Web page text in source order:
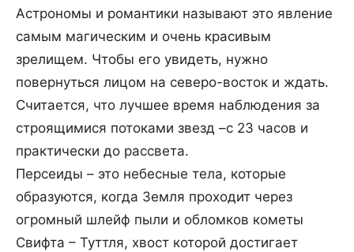
Астрономы и романтики называют это явление
самым магическим и очень красивым
зрелищем. Чтобы его увидеть, нужно
повернуться лицом на северо-восток и ждать.
Считается, что лучшее время наблюдения за
строящимися потоками звезд –с 23 часов и
практически до рассвета.
Персеиды – это небесные тела, которые
образуются, когда Земля проходит через
огромный шлейф пыли и обломков кометы
Свифта – Туттля, хвост которой достигает